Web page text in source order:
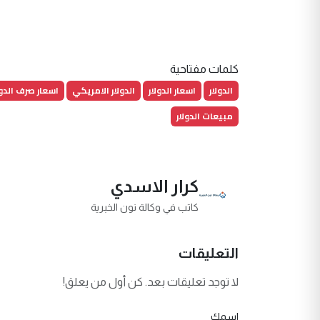
كلمات مفتاحية
الدولار اسعار الدولار الدولار الامريكي اسعار صرف
مبيعات الدولار
كرار الاسدي
كاتب في وكالة نون الخبرية
التعليقات
لا توجد تعليقات بعد. كن أول من يعلق!
اسمك